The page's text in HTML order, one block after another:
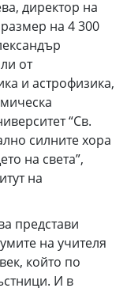
директор на
на 4 300
от
и астрофизика,
“Св.
силните хора
на света”,
на
представи
на учителя
който по
И в